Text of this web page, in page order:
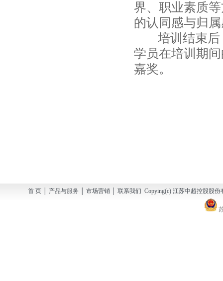
界、职业素质
的认同感与归
培训结束后
学员在培训期
嘉奖。
首 页 │ 产品与服务 │ 市场营销 │ 联系我们 Copying(c) 江苏中超控股股